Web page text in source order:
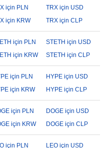
için PLN
TRX için USD
için KRW TRX için CLP
için PLN
STETH için USD
için KRW STETH için CLP
için PLN
HYPE için USD
için KRW HYPE için CLP
için PLN
DOGE için USD
için KRW DOGE için CLP
için PLN
LEO için USD